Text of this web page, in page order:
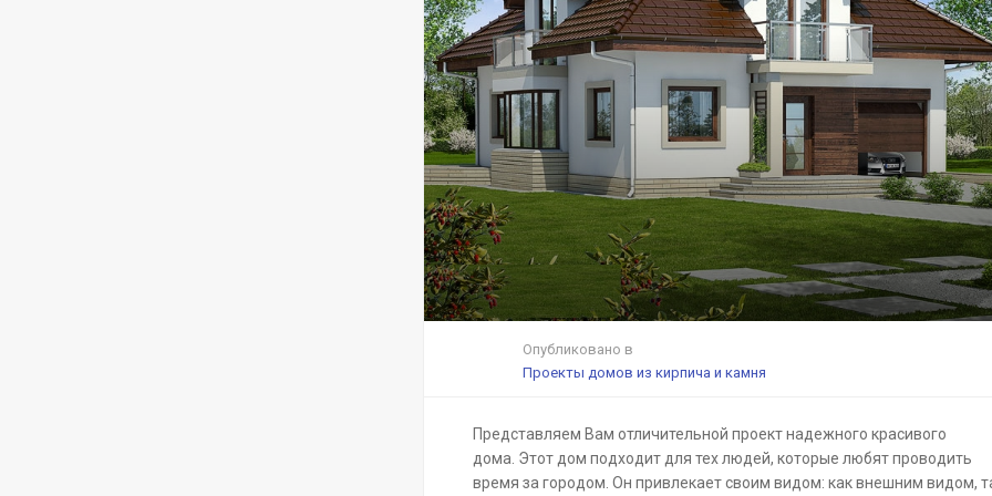
Опубликовано в
Проекты домов из кирпича и камня
Представляем Вам отличительной проект надежного красивого
дома. Этот дом подходит для тех людей, которые любят проводить
время за городом. Он привлекает своим видом: как внешним видом,